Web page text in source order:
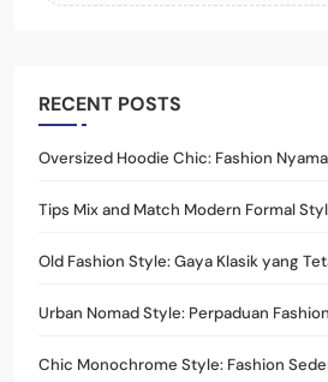
RECENT POSTS
Oversized Hoodie Chic: Fashion
Tips Mix and Match Modern Formal
Old Fashion Style: Gaya Klasik yang
Urban Nomad Style: Perpaduan
Chic Monochrome Style: Fashion